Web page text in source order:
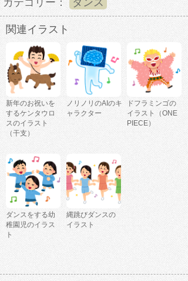
カテゴリー： ダンス
関連イラスト
新年のお祝いを
するケンタウロ
スのイラスト
（干支）
ノリノリのAIのキ
ャラクター
ドフラミンゴの
イラスト（ONE
PIECE）
ダンスをする幼
稚園児のイラス
ト
縄跳びダンスの
イラスト